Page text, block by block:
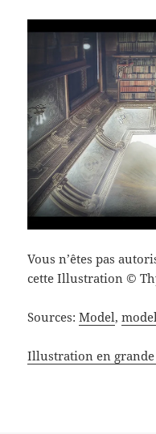
Vous n’êtes pas
cette Illustration ©
Sources:Model,
Illustration en